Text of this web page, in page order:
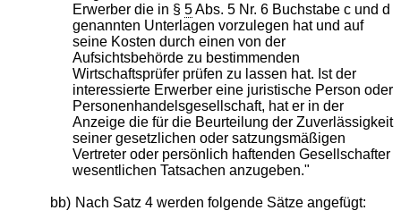
Erwerber die in §5Abs. 5 Nr. 6 Buchstabe c und d
genannten Unterlagen vorzulegen hat und auf
seine Kosten durch einen von der
Aufsichtsbehörde zu bestimmenden
Wirtschaftsprüfer prüfen zu lassen hat. Ist der
interessierte Erwerber eine juristische Person oder
Personenhandelsgesellschaft, hat er in der
Anzeige die für die Beurteilung der Zuverlässigkeit
seiner gesetzlichen oder satzungsmäßigen
Vertreter oder persönlich haftenden Gesellschafter
wesentlichen Tatsachen anzugeben."
bb) Nach Satz 4 werden folgende Sätze angefügt: